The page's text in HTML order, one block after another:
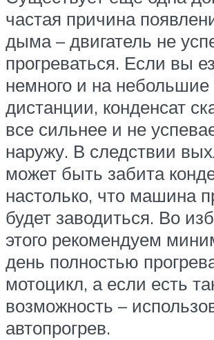
частая причина
дыма – двигатель не
прогреваться. Если вы
немного и на небольшие
дистанции, конденсат
все сильнее и не
наружу. В следствии
может быть забита
настолько, что машина
будет заводиться. Во
этого рекомендуем
день полностью
мотоцикл, а если есть
возможность –
автопрогрев.